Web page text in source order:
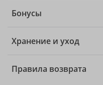
Бонусы
Хранение и уход
Правила возврата